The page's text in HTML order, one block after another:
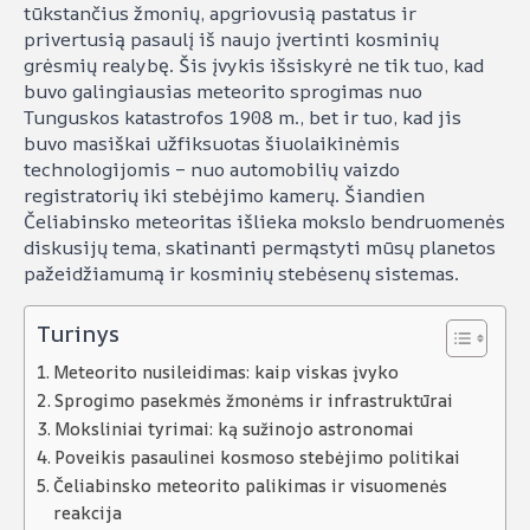
tūkstančius žmonių, apgriovusią pastatus ir
privertusią pasaulį iš naujo įvertinti kosminių
grėsmių realybę. Šis įvykis išsiskyrė ne tik tuo, kad
buvo galingiausias meteorito sprogimas nuo
Tunguskos katastrofos 1908 m., bet ir tuo, kad jis
buvo masiškai užfiksuotas šiuolaikinėmis
technologijomis – nuo automobilių vaizdo
registratorių iki stebėjimo kamerų. Šiandien
Čeliabinsko meteoritas išlieka mokslo bendruomenės
diskusijų tema, skatinanti permąstyti mūsų planetos
pažeidžiamumą ir kosminių stebėsenų sistemas.
Turinys
Meteorito nusileidimas: kaip viskas įvyko
Sprogimo pasekmės žmonėms ir infrastruktūrai
Moksliniai tyrimai: ką sužinojo astronomai
Poveikis pasaulinei kosmoso stebėjimo politikai
Čeliabinsko meteorito palikimas ir visuomenės
reakcija